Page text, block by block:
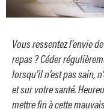
Vous ressentez l’envie
repas ? Céder
lorsqu’il n’est pas sain,
et sur votre santé.
mettre fin à cette